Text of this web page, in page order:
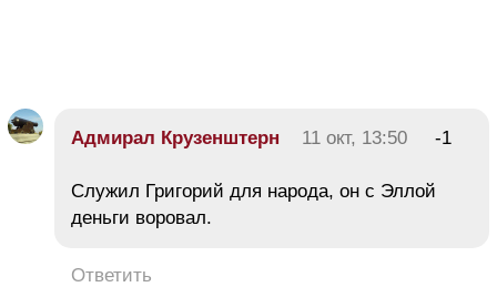
Адмирал Крузенштерн 11 окт, 13:50 -1
Служил Григорий для народа, он с Эллой
деньги воровал.
Ответить